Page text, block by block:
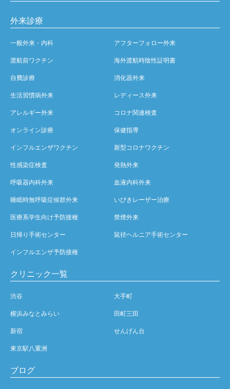
外来診療
一般外来・内科 アフターフォロー外来
渡航前ワクチン 海外渡航時陰性証明書
自費診療 消化器外来
生活習慣病外来 レディース外来
アレルギー外来 コロナ関連検査
オンライン診療 保健指導
インフルエンザワクチン 新型コロナワクチン
性感染症検査 発熱外来
呼吸器内科外来 血液内科外来
睡眠時無呼吸症候群外来 いびきレーザー治療
医療系学生向け予防接種 禁煙外来
日帰り手術センター 鼠径ヘルニア手術センター
インフルエンザ予防接種
クリニック一覧
渋谷 大手町
横浜みなとみらい 田町三田
新宿 せんげん台
東京駅八重洲
ブログ